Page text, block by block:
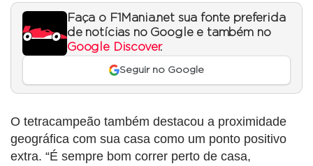
Faça o F1Mania.net sua fonte preferida
de notícias no Google e também no
Google Discover.
Seguir no Google
O tetracampeão também destacou a proximidade
geográfica com sua casa como um ponto positivo
extra. “É sempre bom correr perto de casa,